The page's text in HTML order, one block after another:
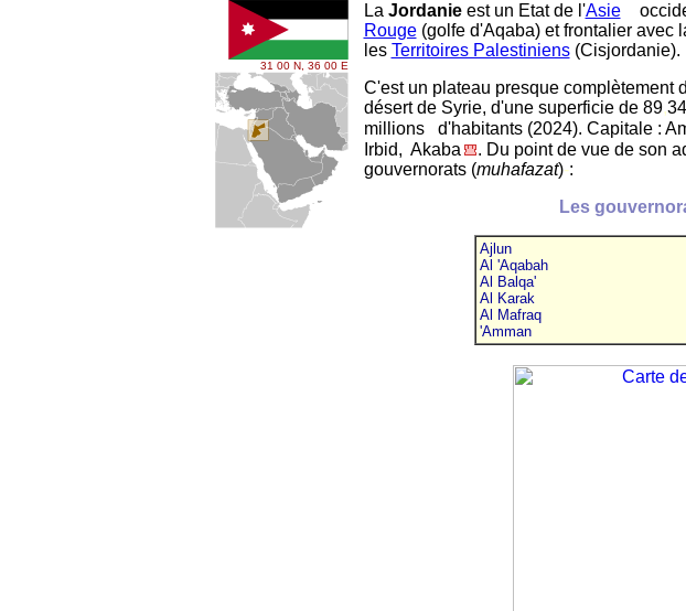
31 00 N, 36 00 E
La Jordanieest un Etat de l'Asie
Rouge(golfe d'Aqaba) et frontalier avec
les Territoires Palestiniens(Cisjordanie).
C'est un plateau presque complètement
désert de Syrie, d'une superficie de 89,
millions d'habitants (2024). Capitale :
Irbid, Akaba
. Du point de vue de son
gouvernorats (muhafazat)-:
Les
Ajlun
Al 'Aqabah
Al Balqa'
Al Karak
Al Mafraq
'Amman